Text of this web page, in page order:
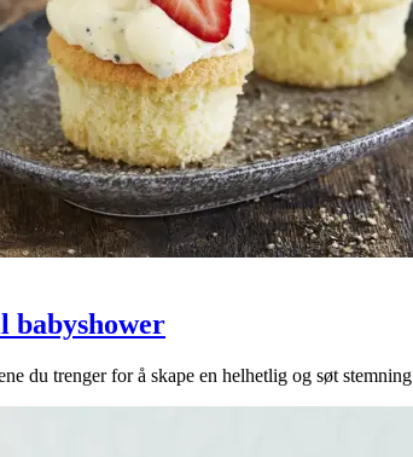
babyshower
du trenger for å skape en helhetlig og søt